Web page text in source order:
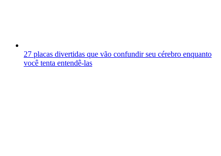
27 placas divertidas que vão confundir seu cérebro enquanto
você tenta entendê-las